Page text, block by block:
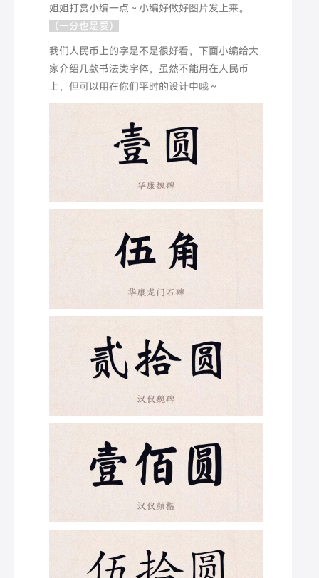
姐姐打赏小编一点～小编好做好图片发上来。
（一分也是爱）
我们人民币上的字是不是很好看，下面小编给大
家介绍几款书法类字体，虽然不能用在人民币
上，但可以用在你们平时的设计中哦～